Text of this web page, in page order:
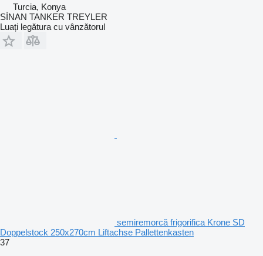
Turcia, Konya
SİNAN TANKER TREYLER
Luați legătura cu vânzătorul
semiremorcă frigorifica Krone SD
Doppelstock 250x270cm Liftachse Pallettenkasten
37